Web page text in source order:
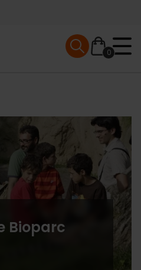
0
Mobile menu
Bioparc